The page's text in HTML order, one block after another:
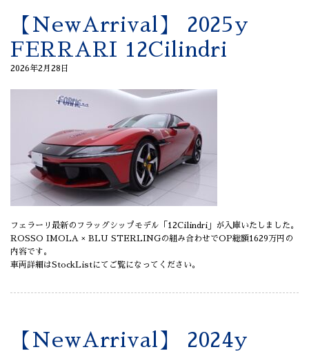
【NewArrival】 2025y
FERRARI 12Cilindri
2026年2月28日
フェラーリ最新のフラッグシップモデル「12Cilindri」が入庫いたしました。
ROSSO IMOLA × BLU STERLINGの組み合わせでOP総額1629万円の
内容です。
車両詳細はStockListにてご覧になってください。
【NewArrival】 2024y